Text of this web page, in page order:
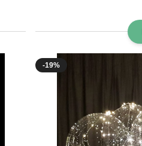
-19%